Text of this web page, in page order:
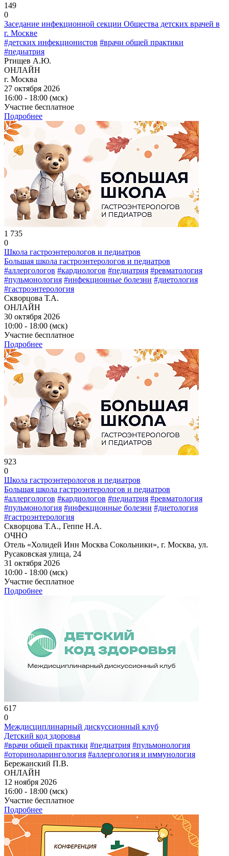
149
0
Заседание инфекционной секции Общества детских врачей в
г. Москве
#детских инфекционистов #врачи общей практики
#педиатрия
Ртищев А.Ю.
ОНЛАЙН
г. Москва
27 октября 2026
16:00 - 18:00 (мск)
Участие бесплатное
Подробнее
1 735
0
Школа гастроэнтерологов и педиатров
Большая школа гастроэнтерологов и педиатров
#аллергологов #кардиологов #педиатрия #ревматология
#пульмонология #инфекционные болезни #диетология
#гастроэнтерология
Скворцова Т.А.
ОНЛАЙН
30 октября 2026
10:00 - 18:00 (мск)
Участие бесплатное
Подробнее
923
0
Школа гастроэнтерологов и педиатров
Большая школа гастроэнтерологов и педиатров
#аллергологов #кардиологов #педиатрия #ревматология
#пульмонология #инфекционные болезни #диетология
#гастроэнтерология
Скворцова Т.А., Геппе Н.А.
ОЧНО
Отель «Холидей Инн Москва Сокольники», г. Москва, ул.
Русаковская улица, 24
31 октября 2026
10:00 - 18:00 (мск)
Участие бесплатное
Подробнее
617
0
Междисциплинарный дискуссионный клуб
Детский код здоровья
#врачи общей практики #педиатрия #пульмонология
#оториноларингология #аллергология и иммунология
Бережанский П.В.
ОНЛАЙН
12 ноября 2026
16:00 - 18:00 (мск)
Участие бесплатное
Подробнее